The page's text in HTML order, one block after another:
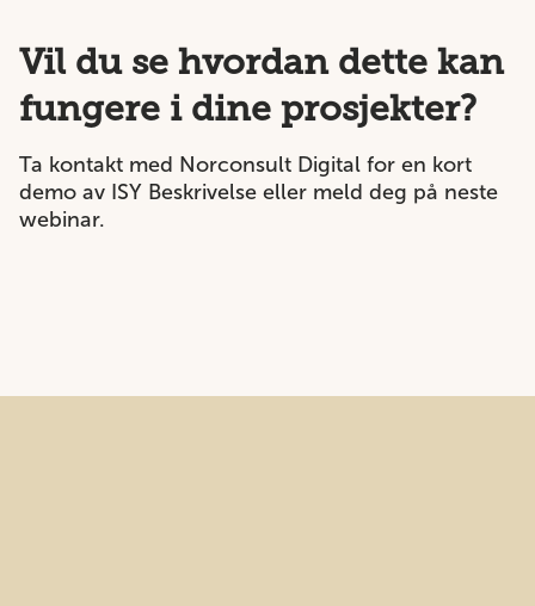
Vil du se hvordan dette kan
fungere i dine prosjekter?
Ta kontakt med Norconsult Digital for en kort
demo av ISY Beskrivelse eller meld deg på neste
webinar.